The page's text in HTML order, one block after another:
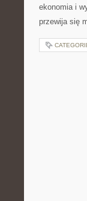
ekonomia i
przewija się